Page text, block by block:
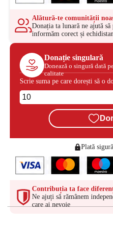
Alătură-te comunității
Donația ta lunară ne ajută
informăm corect și
Donație singulară
Donează o singură dată
calitate
Scrie suma pe care dorești să o
Plată
Contribuția ta face
Ne ajuți să rămânem
care ai nevoie